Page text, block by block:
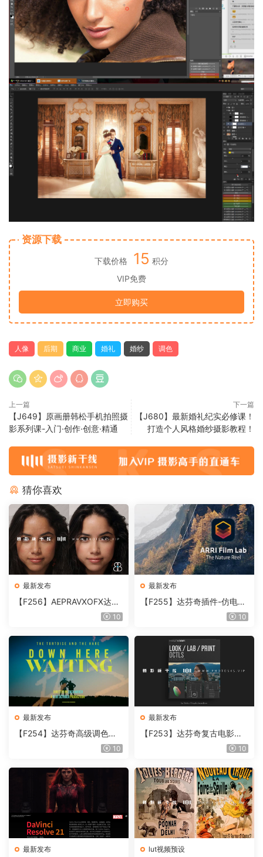
资源下载
下载价格 15 积分
VIP免费
立即购买
人像 后期 商业 婚礼 婚纱 调色
上一篇
【J649】原画册韩松手机拍照摄
影系列课-入门·创作·创意·精通
下一篇
【J680】最新婚礼纪实必修课！
打造个人风格婚纱摄影教程！
猜你喜欢
最新发布
【F256】AEPRAVXOFX达芬
奇视频人像磨皮润肤美颜插件
10
最新发布
【F255】达芬奇插件-仿电影
胶片视频调色插件 ARRI Film
10
最新发布
【F254】达芬奇高级调色插
件 Contour V2.2.2 WinMac10
最新发布
【F253】达芬奇复古电影胶
片质感DCTL节点调色预设 M
T V4.0
10
最新发布 lut视频预设